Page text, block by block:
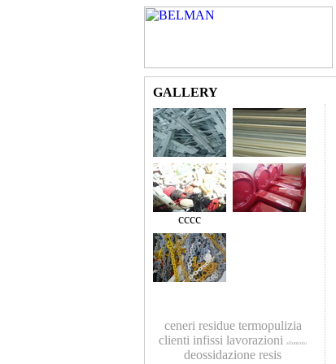
GALLERY
cccc
ceneri residue termopulizia
clienti infissi lavorazioni alluminio
deossidazione resis